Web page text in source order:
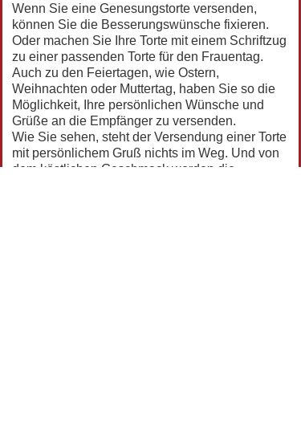
Wenn Sie eine Genesungstorte versenden,
können Sie die Besserungswünsche fixieren.
Oder machen Sie Ihre Torte mit einem Schriftzug
zu einer passenden Torte für den Frauentag.
Auch zu den Feiertagen, wie Ostern,
Weihnachten oder Muttertag, haben Sie so die
Möglichkeit, Ihre persönlichen Wünsche und
Grüße an die Empfänger zu versenden.
Wie Sie sehen, steht der Versendung einer Torte
mit persönlichem Gruß nichts im Weg. Und von
dem köstlichen Geschmack werden die